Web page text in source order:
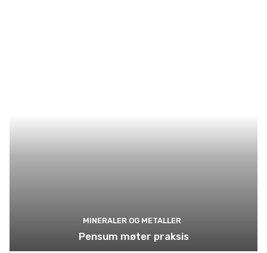
MINERALER OG METALLER
Pensum møter praksis